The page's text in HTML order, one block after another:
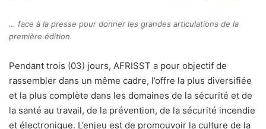
… face à la presse pour donner les grandes articulations de la
première édition.
Pendant trois (03) jours, AFRISST a pour objectif de
rassembler dans un même cadre, l’offre la plus diversifiée
et la plus complète dans les domaines de la sécurité et de
la santé au travail, de la prévention, de la sécurité incendie
et électronique. L’enjeu est de promouvoir la culture de la